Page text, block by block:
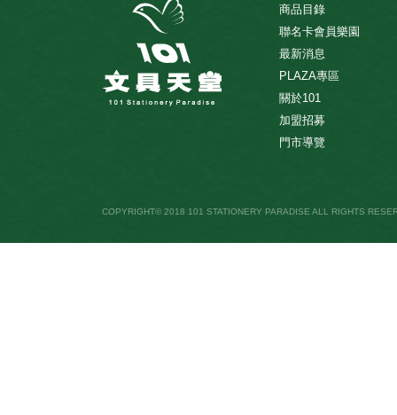
商品目錄
聯名卡會員樂園
最新消息
PLAZA專區
關於101
加盟招募
門市導覽
COPYRIGHT© 2018 101 STATIONERY PARADISE ALL RIGHTS